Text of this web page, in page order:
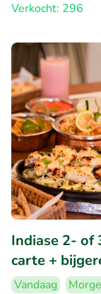
Verkocht: 296
Indiase 2- of
carte +
Vandaag